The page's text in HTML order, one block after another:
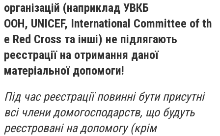
організацій (наприклад УВКБ
ООН, UNICEF, International Committee of th
e Red Cross та інші) не підлягають
реєстрації на отримання даної
матеріальної допомоги!
Під час реєстрації повинні бути присутні
всі члени домогосподарств, що будуть
реєстровані на допомогу (крім